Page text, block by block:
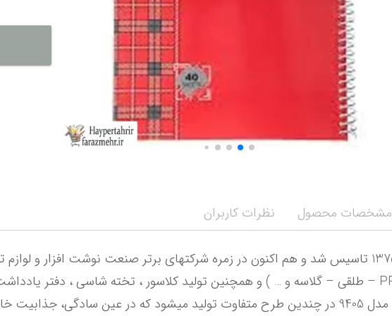
مشخصات محصول نظرات کاربران